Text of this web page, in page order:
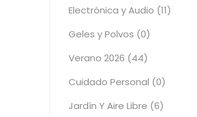
Electrónica y Audio (11)
Geles y Polvos (0)
Verano 2026 (44)
Cuidado Personal (0)
Jardín Y Aire Libre (6)